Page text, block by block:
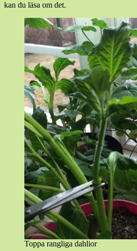
kan du läsa om det.
Toppa rangliga dahlior